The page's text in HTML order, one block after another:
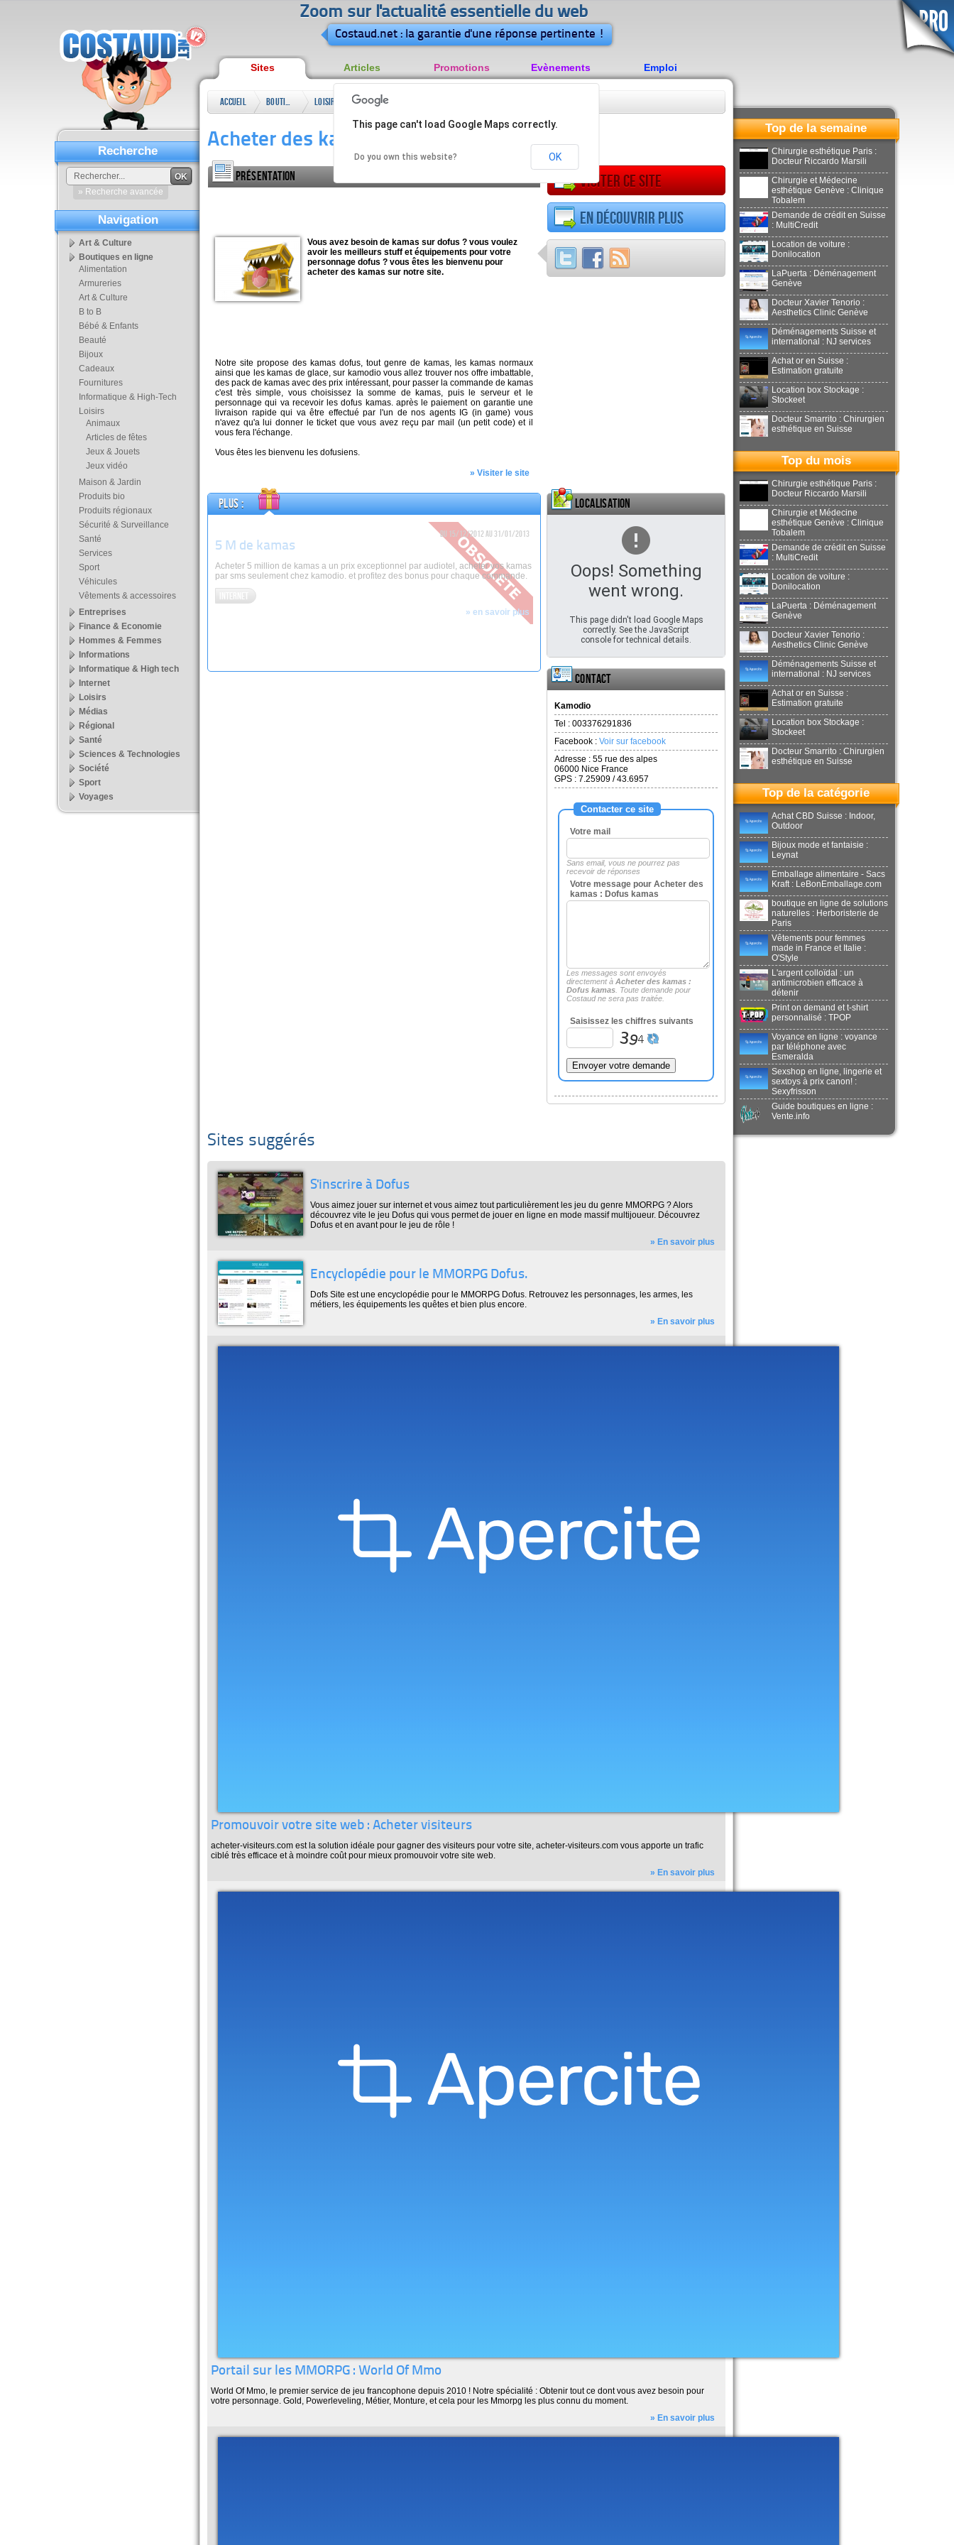
Zoom sur l'actualité essentielle du web
Costaud.net : la garantie d'une réponse pertinente !
Sites Articles Promotions Evènements Emploi
Accueil
Boutiques
Loisirs
Jeux
vidéo
Acheter des kamas : Dofus kamas
Présentation
Vous avez besoin de kamas sur dofus ? vous voulez
avoir les meilleurs stuff et équipements pour votre
personnage dofus ? vous êtes les bienvenu pour
acheter des kamas sur notre site.
Notre site propose des kamas dofus, tout genre de kamas, les kamas normaux
ainsi que les kamas de glace, sur kamodio vous allez trouver nos offre imbattable,
des pack de kamas avec des prix intéressant, pour passer la commande de kamas
c'est très simple, vous choisissez la somme de kamas, puis le serveur et le
personnage qui va recevoir les dofus kamas. après le paiement on garantie une
livraison rapide qui va être effectué par l'un de nos agents IG (in game) vous
n'avez qu'a lui donner le ticket que vous avez reçu par mail (un petit code) et il
vous fera l'échange.
Vous êtes les bienvenu les dofusiens.
» Visiter le site
Visiter ce site
En découvrir plus
Plus :
Du 15/12/2012 au 31/01/2013
5 M de kamas
Acheter 5 million de kamas a un prix exceptionnel par audiotel, acheter vos kamas
par sms seulement chez kamodio. et profitez des bonus pour chaque commande.
Internet
» en savoir plus
Localisation
Oops! Something
went wrong.
This page didn't load Google Maps
correctly. See the JavaScript
console for technical details.
This page can't load Google Maps correctly.
Do you own this website? OK
Contact
Kamodio
Tel : 003376291836
Facebook : Voir sur facebook
Adresse : 55 rue des alpes
06000 Nice France
GPS : 7.25909 / 43.6957
Contacter ce site
Votre mail
Sans email, vous ne pourrez pas
recevoir de réponses
Votre message pour Acheter des
kamas : Dofus kamas
Les messages sont envoyés
directement à Acheter des kamas :
Dofus kamas . Toute demande pour
Costaud ne sera pas traitée.
Saisissez les chiffres suivants
Sites suggérés
S'inscrire à Dofus
Vous aimez jouer sur internet et vous aimez tout particulièrement les jeu du genre MMORPG ? Alors
découvrez vite le jeu Dofus qui vous permet de jouer en ligne en mode massif multijoueur. Découvrez
Dofus et en avant pour le jeu de rôle !
» En savoir plus
Encyclopédie pour le MMORPG Dofus.
Dofs Site est une encyclopédie pour le MMORPG Dofus. Retrouvez les personnages, les armes, les
métiers, les équipements les quêtes et bien plus encore.
» En savoir plus
Promouvoir votre site web : Acheter visiteurs
acheter-visiteurs.com est la solution idéale pour gagner des visiteurs pour votre site, acheter-visiteurs.com vous apporte un trafic
ciblé très efficace et à moindre coût pour mieux promouvoir votre site web.
» En savoir plus
Portail sur les MMORPG : World Of Mmo
World Of Mmo, le premier service de jeu francophone depuis 2010 ! Notre spécialité : Obtenir tout ce dont vous avez besoin pour
votre personnage. Gold, Powerleveling, Métier, Monture, et cela pour les Mmorpg les plus connu du moment.
» En savoir plus
Recherche
OK
» Recherche avancée
Navigation
Art & Culture
Boutiques en ligne
Alimentation
Armureries
Art & Culture
B to B
Bébé & Enfants
Beauté
Bijoux
Cadeaux
Fournitures
Informatique & High-Tech
Loisirs
Animaux
Articles de fêtes
Jeux & Jouets
Jeux vidéo
Maison & Jardin
Produits bio
Produits régionaux
Sécurité & Surveillance
Santé
Services
Sport
Véhicules
Vêtements & accessoires
Entreprises
Finance & Economie
Hommes & Femmes
Informations
Informatique & High tech
Internet
Loisirs
Médias
Régional
Santé
Sciences & Technologies
Société
Sport
Voyages
Top de la semaine
Chirurgie esthétique Paris :
Docteur Riccardo Marsili
Chirurgie et Médecine
esthétique Genève : Clinique
Tobalem
Demande de crédit en Suisse
: MultiCredit
Location de voiture :
Donilocation
LaPuerta : Déménagement
Genève
Docteur Xavier Tenorio :
Aesthetics Clinic Genève
Déménagements Suisse et
international : NJ services
Achat or en Suisse :
Estimation gratuite
Location box Stockage :
Stockeet
Docteur Smarrito : Chirurgien
esthétique en Suisse
Top du mois
Chirurgie esthétique Paris :
Docteur Riccardo Marsili
Chirurgie et Médecine
esthétique Genève : Clinique
Tobalem
Demande de crédit en Suisse
: MultiCredit
Location de voiture :
Donilocation
LaPuerta : Déménagement
Genève
Docteur Xavier Tenorio :
Aesthetics Clinic Genève
Déménagements Suisse et
international : NJ services
Achat or en Suisse :
Estimation gratuite
Location box Stockage :
Stockeet
Docteur Smarrito : Chirurgien
esthétique en Suisse
Top de la catégorie
Achat CBD Suisse : Indoor,
Outdoor
Bijoux mode et fantaisie :
Leynat
Emballage alimentaire - Sacs
Kraft : LeBonEmballage.com
boutique en ligne de solutions
naturelles : Herboristerie de
Paris
Vêtements pour femmes
made in France et Italie :
O'Style
L'argent colloïdal : un
antimicrobien efficace à
détenir
Print on demand et t-shirt
personnalisé : TPOP
Voyance en ligne : voyance
par téléphone avec
Esmeralda
Sexshop en ligne, lingerie et
sextoys à prix canon! :
Sexyfrisson
Guide boutiques en ligne :
Vente.info